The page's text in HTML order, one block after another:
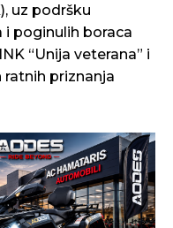
uz podršku
i poginulih boraca
“Unija veterana” i
priznanja